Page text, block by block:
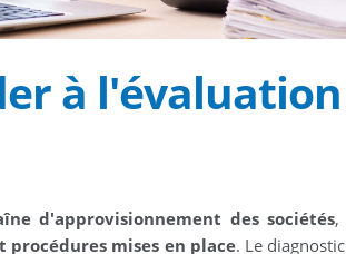
à
d'approvisionnement des sociétés,
mises en place. Le